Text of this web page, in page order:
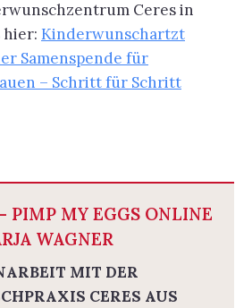
Ceres in
hier: Kinderwunschartzt
Samenspende für
– Schritt für Schritt
PIMP MY EGGS ONLINE
WAGNER
MIT DER
CERES AUS